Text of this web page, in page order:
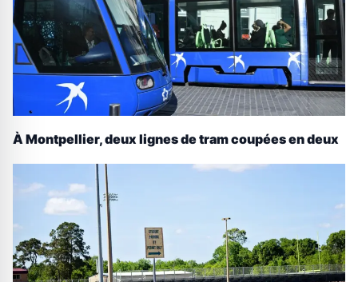
À Montpellier, deux lignes de tram coupées en deux